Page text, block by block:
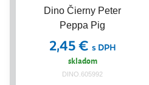
Dino Čierny Peter
Peppa Pig
2,45 € s DPH
skladom
DINO.605992